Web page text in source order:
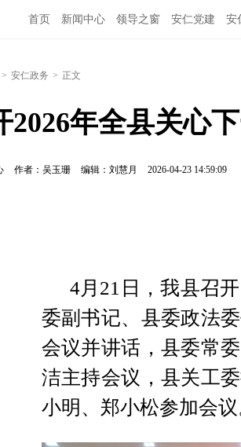
首页 新闻中心 领导之窗 安仁党建 安
> 安仁政务 > 正文
2026年全县关心
作者：吴玉珊 编辑：刘慧月 2026-04-23 14:59:09
4月21日，我县召
委副书记、县委政法
会议并讲话，县委常
洁主持会议，县关工
小明、郑小松参加会